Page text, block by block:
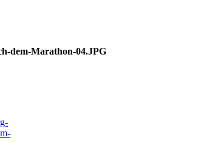
dem-Marathon-04.JPG